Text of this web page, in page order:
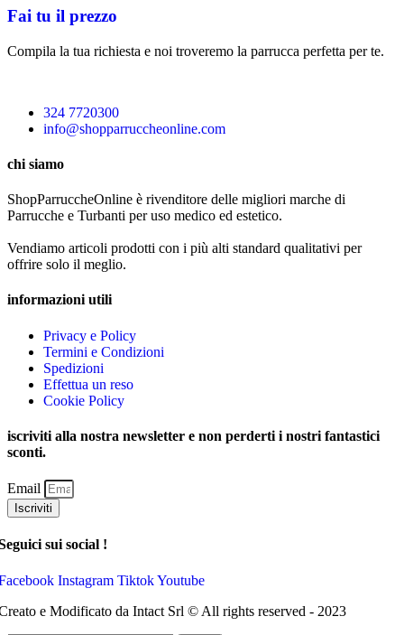
Fai tu il prezzo
Compila la tua richiesta e noi troveremo la parrucca perfetta per te.
324 7720300
info@shopparruccheonline.com
chi siamo
ShopParruccheOnline è rivenditore delle migliori marche di
Parrucche e Turbanti per uso medico ed estetico.
Vendiamo articoli prodotti con i più alti standard qualitativi per
offrire solo il meglio.
informazioni utili
Privacy e Policy
Termini e Condizioni
Spedizioni
Effettua un reso
Cookie Policy
iscriviti alla nostra newsletter e non perderti i nostri fantastici
sconti.
Email
Iscriviti
sui social !
Instagram TiktokYoutube
e Modificato da Intact Srl © All rights reserved - 2023